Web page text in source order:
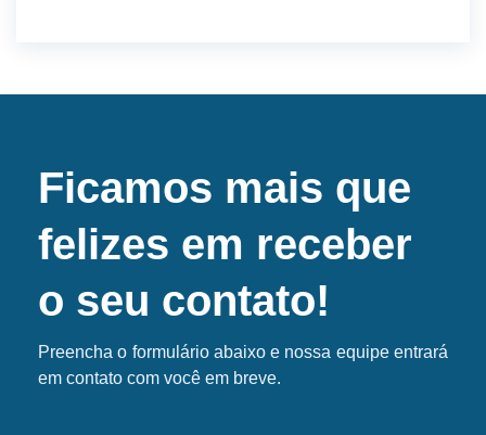
Ficamos mais que
felizes em receber
o seu contato!
Preencha o formulário abaixo e nossa equipe entrará
em contato com você em breve.